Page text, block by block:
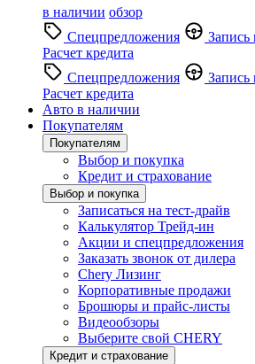
в наличии обзор
Спецпредложения
Запись
Расчет кредита
Спецпредложения
Запись
Расчет кредита
Авто в наличии
Покупателям
Покупателям
Выбор и покупка
Кредит и страхование
Выбор и покупка
Записаться на тест-драйв
Калькулятор Трейд-ин
Акции и спецпредложения
Заказать звонок от дилера
Chery Лизинг
Корпоративные продажи
Брошюры и прайс-листы
Видеообзоры
Выберите свой CHERY
Кредит и страхование